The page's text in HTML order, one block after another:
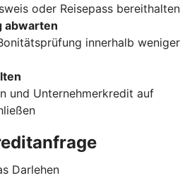
oder Reisepass bereithalten
abwarten
innerhalb weniger
und Unternehmerkredit auf
Darlehen